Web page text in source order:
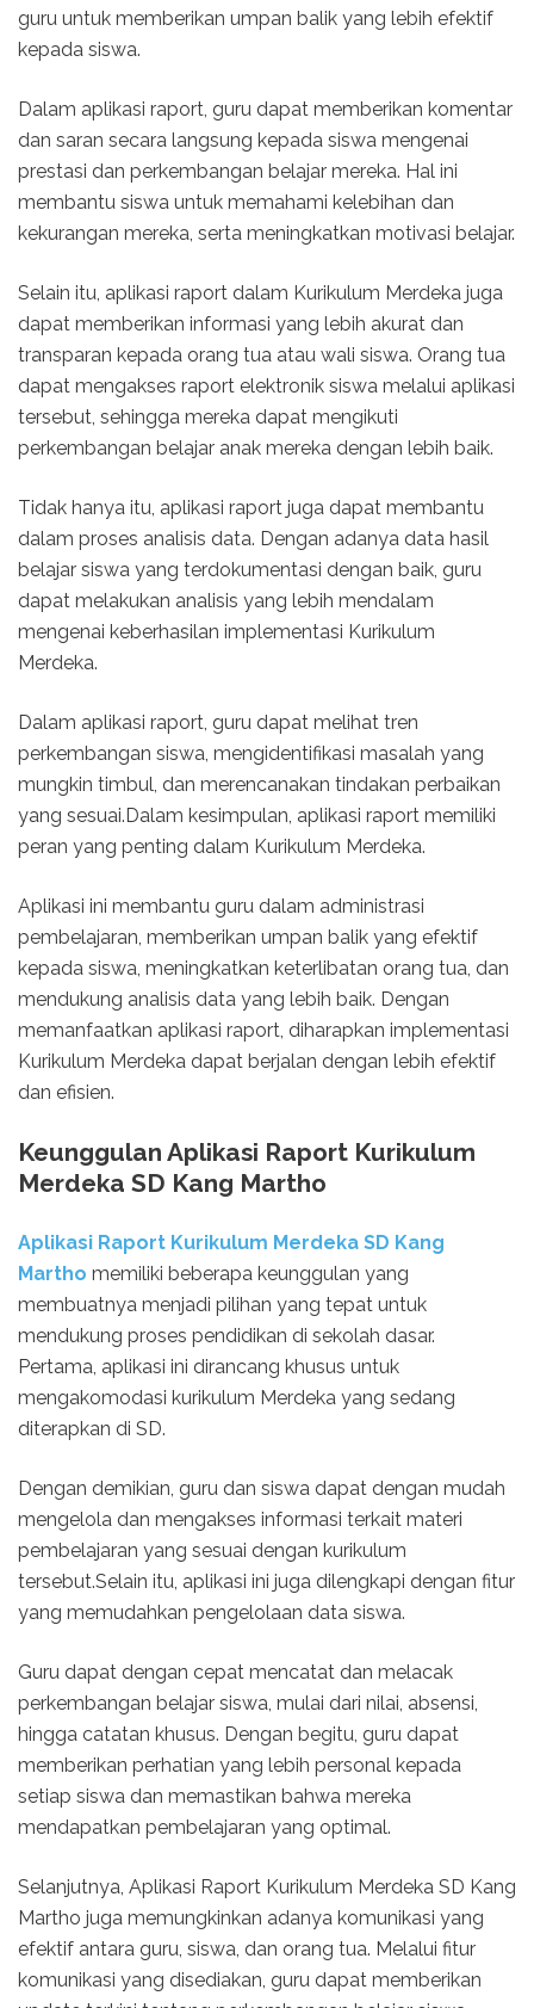
guru untuk memberikan umpan balik yang lebih efektif
kepada siswa.
Dalam aplikasi raport, guru dapat memberikan komentar
dan saran secara langsung kepada siswa mengenai
prestasi dan perkembangan belajar mereka. Hal ini
membantu siswa untuk memahami kelebihan dan
kekurangan mereka, serta meningkatkan motivasi belajar.
Selain itu, aplikasi raport dalam Kurikulum Merdeka juga
dapat memberikan informasi yang lebih akurat dan
transparan kepada orang tua atau wali siswa. Orang tua
dapat mengakses raport elektronik siswa melalui aplikasi
tersebut, sehingga mereka dapat mengikuti
perkembangan belajar anak mereka dengan lebih baik.
Tidak hanya itu, aplikasi raport juga dapat membantu
dalam proses analisis data. Dengan adanya data hasil
belajar siswa yang terdokumentasi dengan baik, guru
dapat melakukan analisis yang lebih mendalam
mengenai keberhasilan implementasi Kurikulum
Merdeka.
Dalam aplikasi raport, guru dapat melihat tren
perkembangan siswa, mengidentifikasi masalah yang
mungkin timbul, dan merencanakan tindakan perbaikan
yang sesuai.Dalam kesimpulan, aplikasi raport memiliki
peran yang penting dalam Kurikulum Merdeka.
Aplikasi ini membantu guru dalam administrasi
pembelajaran, memberikan umpan balik yang efektif
kepada siswa, meningkatkan keterlibatan orang tua, dan
mendukung analisis data yang lebih baik. Dengan
memanfaatkan aplikasi raport, diharapkan implementasi
Kurikulum Merdeka dapat berjalan dengan lebih efektif
dan efisien.
Keunggulan Aplikasi Raport Kurikulum
Merdeka SD Kang Martho
Aplikasi Raport Kurikulum Merdeka SD Kang
Martho memiliki beberapa keunggulan yang
membuatnya menjadi pilihan yang tepat untuk
mendukung proses pendidikan di sekolah dasar.
Pertama, aplikasi ini dirancang khusus untuk
mengakomodasi kurikulum Merdeka yang sedang
diterapkan di SD.
Dengan demikian, guru dan siswa dapat dengan mudah
mengelola dan mengakses informasi terkait materi
pembelajaran yang sesuai dengan kurikulum
tersebut.Selain itu, aplikasi ini juga dilengkapi dengan fitur
yang memudahkan pengelolaan data siswa.
Guru dapat dengan cepat mencatat dan melacak
perkembangan belajar siswa, mulai dari nilai, absensi,
hingga catatan khusus. Dengan begitu, guru dapat
memberikan perhatian yang lebih personal kepada
setiap siswa dan memastikan bahwa mereka
mendapatkan pembelajaran yang optimal.
Selanjutnya, Aplikasi Raport Kurikulum Merdeka SD Kang
Martho juga memungkinkan adanya komunikasi yang
efektif antara guru, siswa, dan orang tua. Melalui fitur
komunikasi yang disediakan, guru dapat memberikan